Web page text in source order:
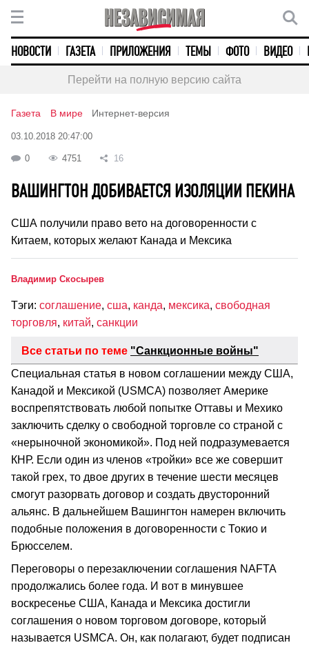
НОВОСТИ ГАЗЕТА ПРИЛОЖЕНИЯ ТЕМЫ ФОТО ВИДЕО
Перейти на полную версию сайта
Газета В мире Интернет-версия
03.10.2018 20:47:00
0 4751 16
ВАШИНГТОН ДОБИВАЕТСЯ ИЗОЛЯЦИИ ПЕКИНА
США получили право вето на договоренности с
Китаем, которых желают Канада и Мексика
Владимир Скосырев
Тэги: соглашение, сша, канда, мексика, свободная
торговля, китай, санкции
Все статьи по теме "Санкционные войны"
Cпециальная статья в новом соглашении между США,
Канадой и Мексикой (USMCA) позволяет Америке
воспрепятствовать любой попытке Оттавы и Мехико
заключить сделку о свободной торговле со страной с
«нерыночной экономикой». Под ней подразумевается
КНР. Если один из членов «тройки» все же совершит
такой грех, то двое других в течение шести месяцев
смогут разорвать договор и создать двусторонний
альянс. В дальнейшем Вашингтон намерен включить
подобные положения в договоренности с Токио и
Брюсселем.
Переговоры о перезаключении соглашения NAFTA
продолжались более года. И вот в минувшее
воскресенье США, Канада и Мексика достигли
соглашения о новом торговом договоре, который
называется USMCA. Он, как полагают, будет подписан